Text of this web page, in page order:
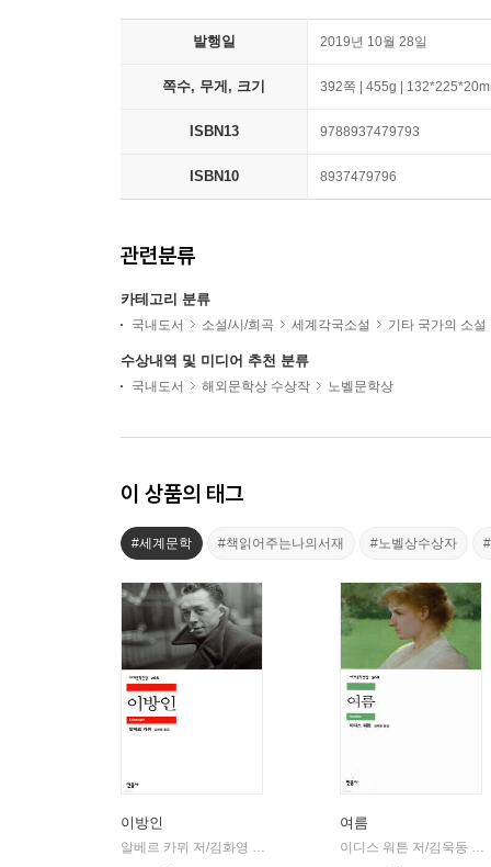
발행일 2019년 10월 28일
쪽수, 무게, 크기 392쪽 | 455g |
ISBN13 9788937479793
ISBN10 8937479796
관련분류
카테고리 분류
국내도서 소설/시/희곡 세계각국소설 기타 국가의 소설
수상내역 및 미디어 추천 분류
국내도서 해외문학상 수상작 노벨문학상
이 상품의 태그
#세계문학 #책읽어주는나의서재 #노벨상수상자
이방인 여름